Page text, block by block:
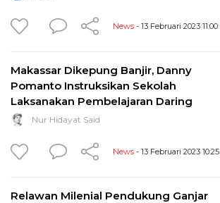
News - 13 Februari 2023 11:00
Makassar Dikepung Banjir, Danny
Pomanto Instruksikan Sekolah
Laksanakan Pembelajaran Daring
Nur Hidayat Said
News - 13 Februari 2023 10:25
Relawan Milenial Pendukung Ganjar